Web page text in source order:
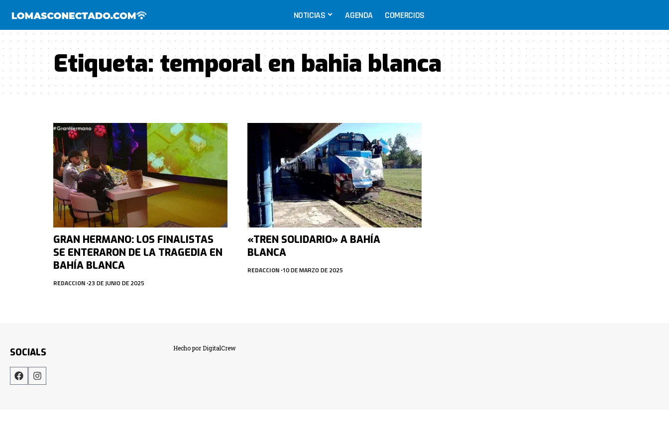
NOTICIAS AGENDA COMERCIOS
Etiqueta: temporal en bahia blanca
GRAN HERMANO: LOS FINALISTAS
SE ENTERARON DE LA TRAGEDIA EN
BAHÍA BLANCA
REDACCION 23 DE JUNIO DE 2025
«TREN SOLIDARIO» A BAHÍA
BLANCA
REDACCION 10 DE MARZO DE 2025
SOCIALS Hecho por DigitalCrew